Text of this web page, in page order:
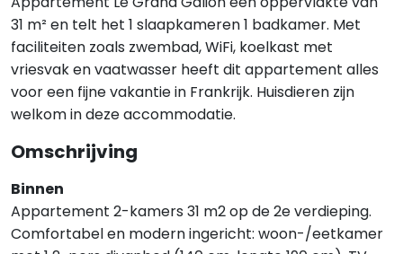
31 m² en telt het 1 slaapkameren 1 badkamer. Met
faciliteiten zoals zwembad, WiFi, koelkast met
vriesvak en vaatwasser heeft dit appartement alles
voor een fijne vakantie in Frankrijk. Huisdieren zijn
welkom in deze accommodatie.
Omschrijving
Binnen
Appartement 2-kamers 31 m2 op de 2e verdieping.
Comfortabel en modern ingericht: woon-/eetkamer